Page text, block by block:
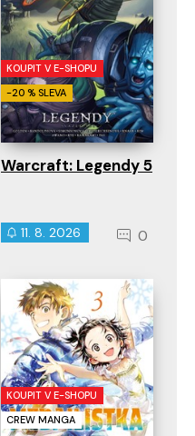
KOUPIT V E-SHOPU
-20 % SLEVA
Warcraft: Legendy 5
11. 8. 2026 0
KOUPIT V E-SHOPU
CREW MANGA